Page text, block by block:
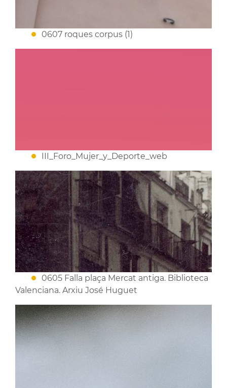
0607 roques corpus (1)
III_Foro_Mujer_y_Deporte_web
0605 Falla plaça Mercat antiga. Biblioteca
Valenciana. Arxiu José Huguet